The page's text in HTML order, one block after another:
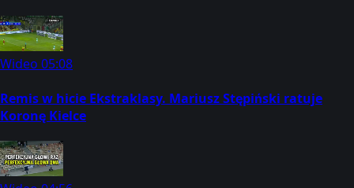
Wideo 05:08
Remis w hicie Ekstraklasy. Mariusz Stępiński ratuje
Koronę Kielce